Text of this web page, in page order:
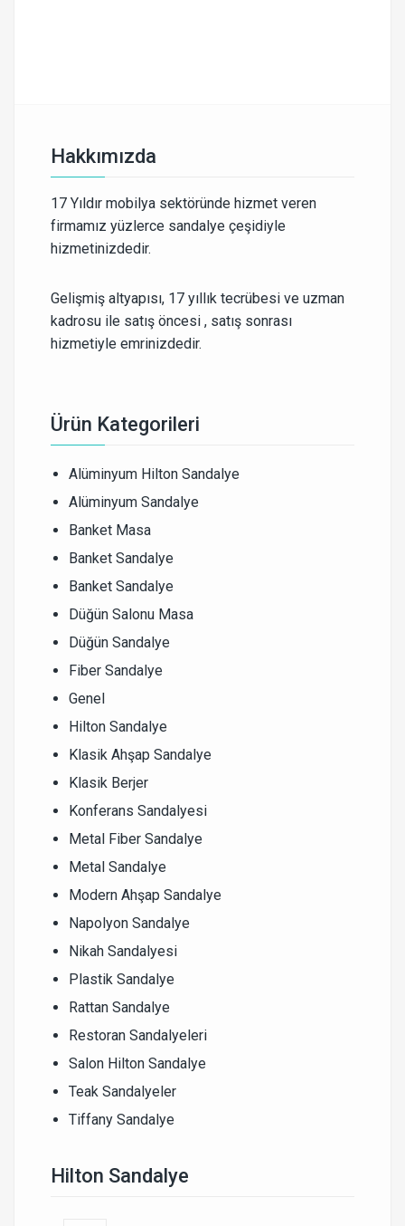
Hakkımızda
17 Yıldır mobilya sektöründe hizmet veren
firmamız yüzlerce sandalye çeşidiyle
hizmetinizdedir.
Gelişmiş altyapısı, 17 yıllık tecrübesi ve uzman
kadrosu ile satış öncesi , satış sonrası
hizmetiyle emrinizdedir.
Ürün Kategorileri
Alüminyum Hilton Sandalye
Alüminyum Sandalye
Banket Masa
Banket Sandalye
Banket Sandalye
Düğün Salonu Masa
Düğün Sandalye
Fiber Sandalye
Genel
Hilton Sandalye
Klasik Ahşap Sandalye
Klasik Berjer
Konferans Sandalyesi
Metal Fiber Sandalye
Metal Sandalye
Modern Ahşap Sandalye
Napolyon Sandalye
Nikah Sandalyesi
Plastik Sandalye
Rattan Sandalye
Restoran Sandalyeleri
Salon Hilton Sandalye
Teak Sandalyeler
Tiffany Sandalye
Hilton Sandalye